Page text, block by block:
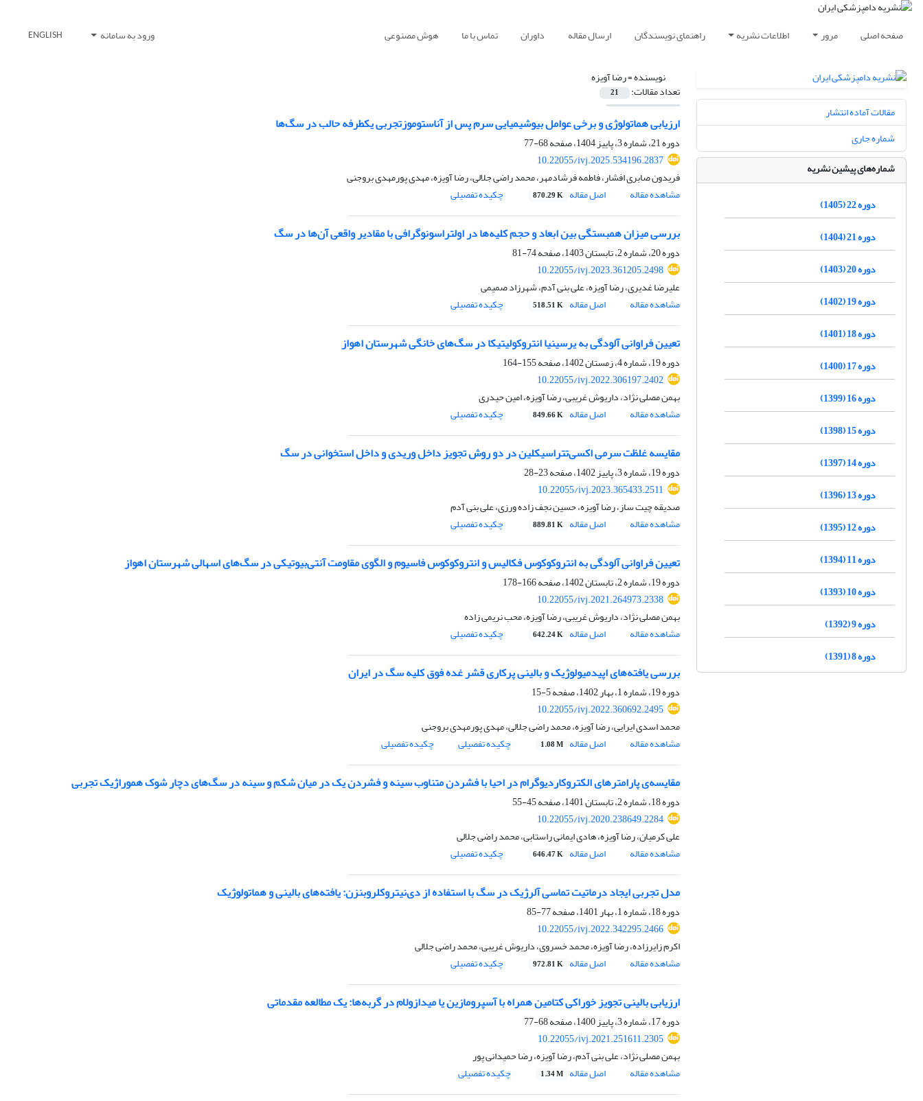
صفحه اصلی مرور اطلاعات نشریه راهنمای نویسندگان ارسال مقاله داوران تماس با ما هوش مصنوعی ورود به سامانه ENGLISH
نویسنده =رضا آویزه
تعداد مقالات: 21
ارزیابی هماتولوژی و برخی عوامل بیوشیمیایی سرم پس از آناستوموزتجربی یکطرفه حالب در سگ‌ها
دوره 21، شماره 3، پاییز 1404، صفحه
68-77
10.22055/ivj.2025.534196.2837
فریدون صابری افشار، فاطمه فرشادمهر، محمد راضی جلالی، رضا آویزه، مهدی پورمهدی بروجنی
مشاهده مقاله
اصل مقاله 870.29 K چکیده تفصیلی
بررسی میزان همبستگی بین ابعاد و حجم کلیه‌ها در اولتراسونوگرافی با مقادیر واقعی آن‌ها در سگ
دوره 20، شماره 2، تابستان 1403، صفحه
74-81
10.22055/ivj.2023.361205.2498
علیرضا غدیری، رضا آویزه، علی بنی آدم، شهرزاد صمیمی
مشاهده مقاله
اصل مقاله 518.51 K چکیده تفصیلی
تعیین فراوانی آلودگی به یرسینیا انتروکولیتیکا در سگ‌های خانگی شهرستان اهواز
دوره 19، شماره 4، زمستان 1402، صفحه
155-164
10.22055/ivj.2022.306197.2402
بهمن مصلی نژاد، داریوش غریبی، رضا آویزه، امین حیدری
مشاهده مقاله
اصل مقاله 849.66 K چکیده تفصیلی
مقایسه غلظت سرمی اکسی‌تتراسیکلین در دو روش تجویز داخل وریدی و داخل استخوانی در سگ
دوره 19، شماره 3، پاییز 1402، صفحه
23-28
10.22055/ivj.2023.365433.2511
صدیقه چیت ساز، رضا آویزه، حسین نجف زاده ورزی، علی بنی آدم
مشاهده مقاله
اصل مقاله 889.81 K چکیده تفصیلی
تعیین فراوانی آلودگی به انتروکوکوس فکالیس و انتروکوکوس فاسیوم و الگوی مقاومت آنتی‌بیوتیکی در سگ‌های اسهالی شهرستان اهواز
دوره 19، شماره 2، تابستان 1402، صفحه
166-178
10.22055/ivj.2021.264973.2338
بهمن مصلی نژاد، داریوش غریبی، رضا آویزه، محب نریمی زاده
مشاهده مقاله
اصل مقاله 642.24 K چکیده تفصیلی
بررسی یافته‌های اپیدمیولوژیک و بالینی پرکاری قشر غده فوق کلیه سگ در ایران
دوره 19، شماره 1، بهار 1402، صفحه
5-15
10.22055/ivj.2022.360692.2495
محمد اسدی ایرایی، رضا آویزه، محمد راضی جلالی، مهدی پورمهدی بروجنی
مشاهده مقاله
اصل مقاله 1.08 M چکیده تفصیلی چکیده تفصیلی
مقایسه‌ی پارامترهای الکتروکاردیوگرام در احیا با فشردن متناوب سینه و فشردن یک در میان شکم و سینه در سگ‌های دچار شوک هموراژیک تجربی
دوره 18، شماره 2، تابستان 1401، صفحه
45-55
10.22055/ivj.2020.238649.2284
علی کرمیان، رضا آویزه، هادی ایمانی راستابی، محمد راضی جلالی
مشاهده مقاله
اصل مقاله 646.47 K چکیده تفصیلی
مدل تجربی ایجاد درماتیت تماسی آلرژیک در سگ با استفاده از دی‌نیتروکلروبنزن: یافته‌های بالینی و هماتولوژیک
دوره 18، شماره 1، بهار 1401، صفحه
77-85
10.22055/ivj.2022.342295.2466
اکرم زایرزاده، رضا آویزه، محمد خسروی، داریوش غریبی، محمد راضی جلالی
مشاهده مقاله
اصل مقاله 972.81 K چکیده تفصیلی
ارزیابی بالینی تجویز خوراکی کتامین همراه با آسپرومازین یا میدازولام در گربه‌ها‌: یک مطالعه مقدماتی
دوره 17، شماره 3، پاییز 1400، صفحه
68-77
10.22055/ivj.2021.251611.2305
بهمن مصلی نژاد، علی بنی آدم، رضا آویزه، رضا حمیدانی پور
مشاهده مقاله
اصل مقاله 1.34 M چکیده تفصیلی
مقالات آماده انتشار
شماره جاری
شماره‌های پیشین نشریه
دوره 22 (1405)
دوره 21 (1404)
دوره 20 (1403)
دوره 19 (1402)
دوره 18 (1401)
دوره 17 (1400)
دوره 16 (1399)
دوره 15 (1398)
دوره 14 (1397)
دوره 13 (1396)
دوره 12 (1395)
دوره 11 (1394)
دوره 10 (1393)
دوره 9 (1392)
دوره 8 (1391)